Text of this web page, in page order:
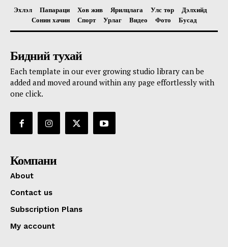
Эхлэл Папараци Хов жив Ярилцлага Улс төр
Дэлхийд
Сонин хачин
Спорт Урлаг Видео Фото Бусад
Бидний тухай
Each template in our ever growing studio library can be
added and moved around within any page effortlessly with
one click.
Компани
About
Contact us
Subscription Plans
My account